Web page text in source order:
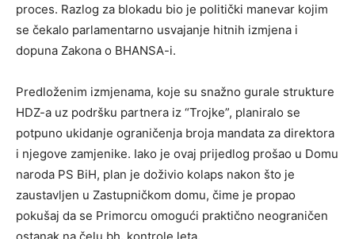
proces. Razlog za blokadu bio je politički manevar kojim
se čekalo parlamentarno usvajanje hitnih izmjena i
dopuna Zakona o BHANSA-i.
Predloženim izmjenama, koje su snažno gurale strukture
HDZ-a uz podršku partnera iz “Trojke”, planiralo se
potpuno ukidanje ograničenja broja mandata za direktora
i njegove zamjenike. Iako je ovaj prijedlog prošao u Domu
naroda PS BiH, plan je doživio kolaps nakon što je
zaustavljen u Zastupničkom domu, čime je propao
pokušaj da se Primorcu omogući praktično neograničen